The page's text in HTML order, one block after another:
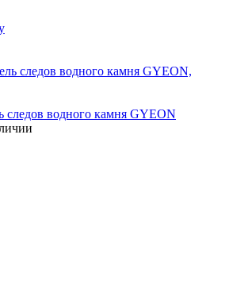
следов водного камня GYEON